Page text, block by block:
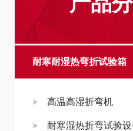
耐寒耐湿热弯折试验箱
高温高湿折弯机
耐寒湿热折弯试验设